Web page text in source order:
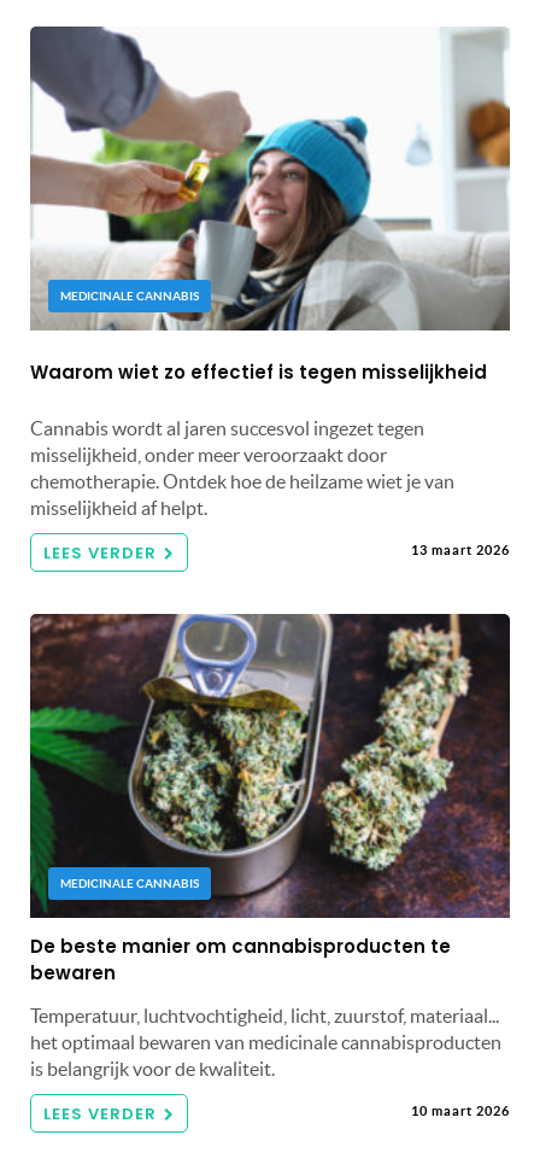
MEDICINALE CANNABIS
Waarom wiet zo effectief is tegen misselijkheid
Cannabis wordt al jaren succesvol ingezet tegen
misselijkheid, onder meer veroorzaakt door
chemotherapie. Ontdek hoe de heilzame wiet je van
misselijkheid af helpt.
LEES VERDER 13 maart 2026
MEDICINALE CANNABIS
De beste manier om cannabisproducten te
bewaren
Temperatuur, luchtvochtigheid, licht, zuurstof, materiaal...
het optimaal bewaren van medicinale cannabisproducten
is belangrijk voor de kwaliteit.
LEES VERDER 10 maart 2026